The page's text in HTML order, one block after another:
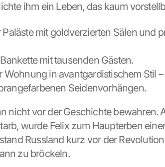
ihm ein Leben, das kaum
mit goldverzierten Sälen und
mit tausenden Gästen.
Wohnung in avantgardistischem Stil
Seidenvorhängen.
nicht vor der Geschichte bewahren.
wurde Felix zum Haupterben
Russland kurz vor der
zu bröckeln.